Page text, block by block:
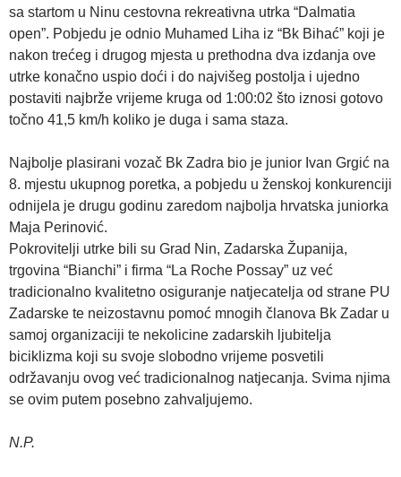
sa startom u Ninu cestovna rekreativna utrka “Dalmatia
open”. Pobjedu je odnio Muhamed Liha iz “Bk Bihać” koji je
nakon trećeg i drugog mjesta u prethodna dva izdanja ove
utrke konačno uspio doći i do najvišeg postolja i ujedno
postaviti najbrže vrijeme kruga od 1:00:02 što iznosi gotovo
točno 41,5 km/h koliko je duga i sama staza.
Najbolje plasirani vozač Bk Zadra bio je junior Ivan Grgić na
8. mjestu ukupnog poretka, a pobjedu u ženskoj konkurenciji
odnijela je drugu godinu zaredom najbolja hrvatska juniorka
Maja Perinović.
Pokrovitelji utrke bili su Grad Nin, Zadarska Županija,
trgovina “Bianchi” i firma “La Roche Possay” uz već
tradicionalno kvalitetno osiguranje natjecatelja od strane PU
Zadarske te neizostavnu pomoć mnogih članova Bk Zadar u
samoj organizaciji te nekolicine zadarskih ljubitelja
biciklizma koji su svoje slobodno vrijeme posvetili
održavanju ovog već tradicionalnog natjecanja. Svima njima
se ovim putem posebno zahvaljujemo.
N.P.